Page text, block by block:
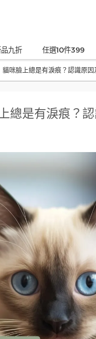
九折 任選10件399
貓咪臉上總是有淚痕？認識原
總是有淚痕？